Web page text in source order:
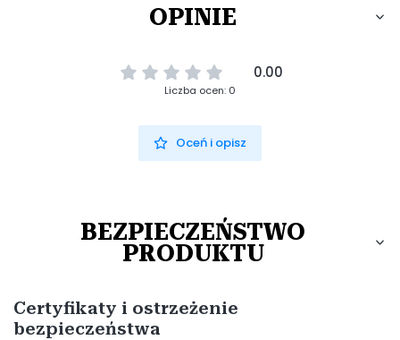
OPINIE
0.00
Liczba ocen: 0
Oceń i opisz
BEZPIECZEŃSTWO
PRODUKTU
Certyfikaty i ostrzeżenie
bezpieczeństwa